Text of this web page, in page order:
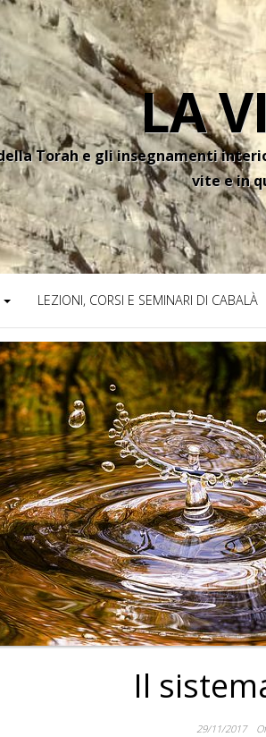
LA
Torah e gli insegnamenti
vite e in
LEZIONI, CORSI E SEMINARI DI CABALÀ
Il
29/11/2017